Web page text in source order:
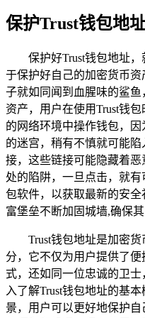
保护Trust钱包地
保护好Trust钱包地址
于保护好自己的加密货币
子就如同闻到血腥味的鲨
资产，用户在使用Trust钱
的网络环境中操作钱包，
的迷宫，稍有不慎就可能
接，这些链接可能隐藏着
处的陷阱，一旦点击，就
包软件，以获取最新的安
富堡垒不断加固城墙,确保其
Trust钱包地址是加密
分，它不仅为用户提供了
式，还如同一位忠诚的卫
入了解Trust钱包地址的基
景，用户可以更好地保护